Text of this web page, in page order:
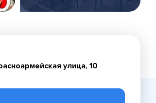
улица, 10